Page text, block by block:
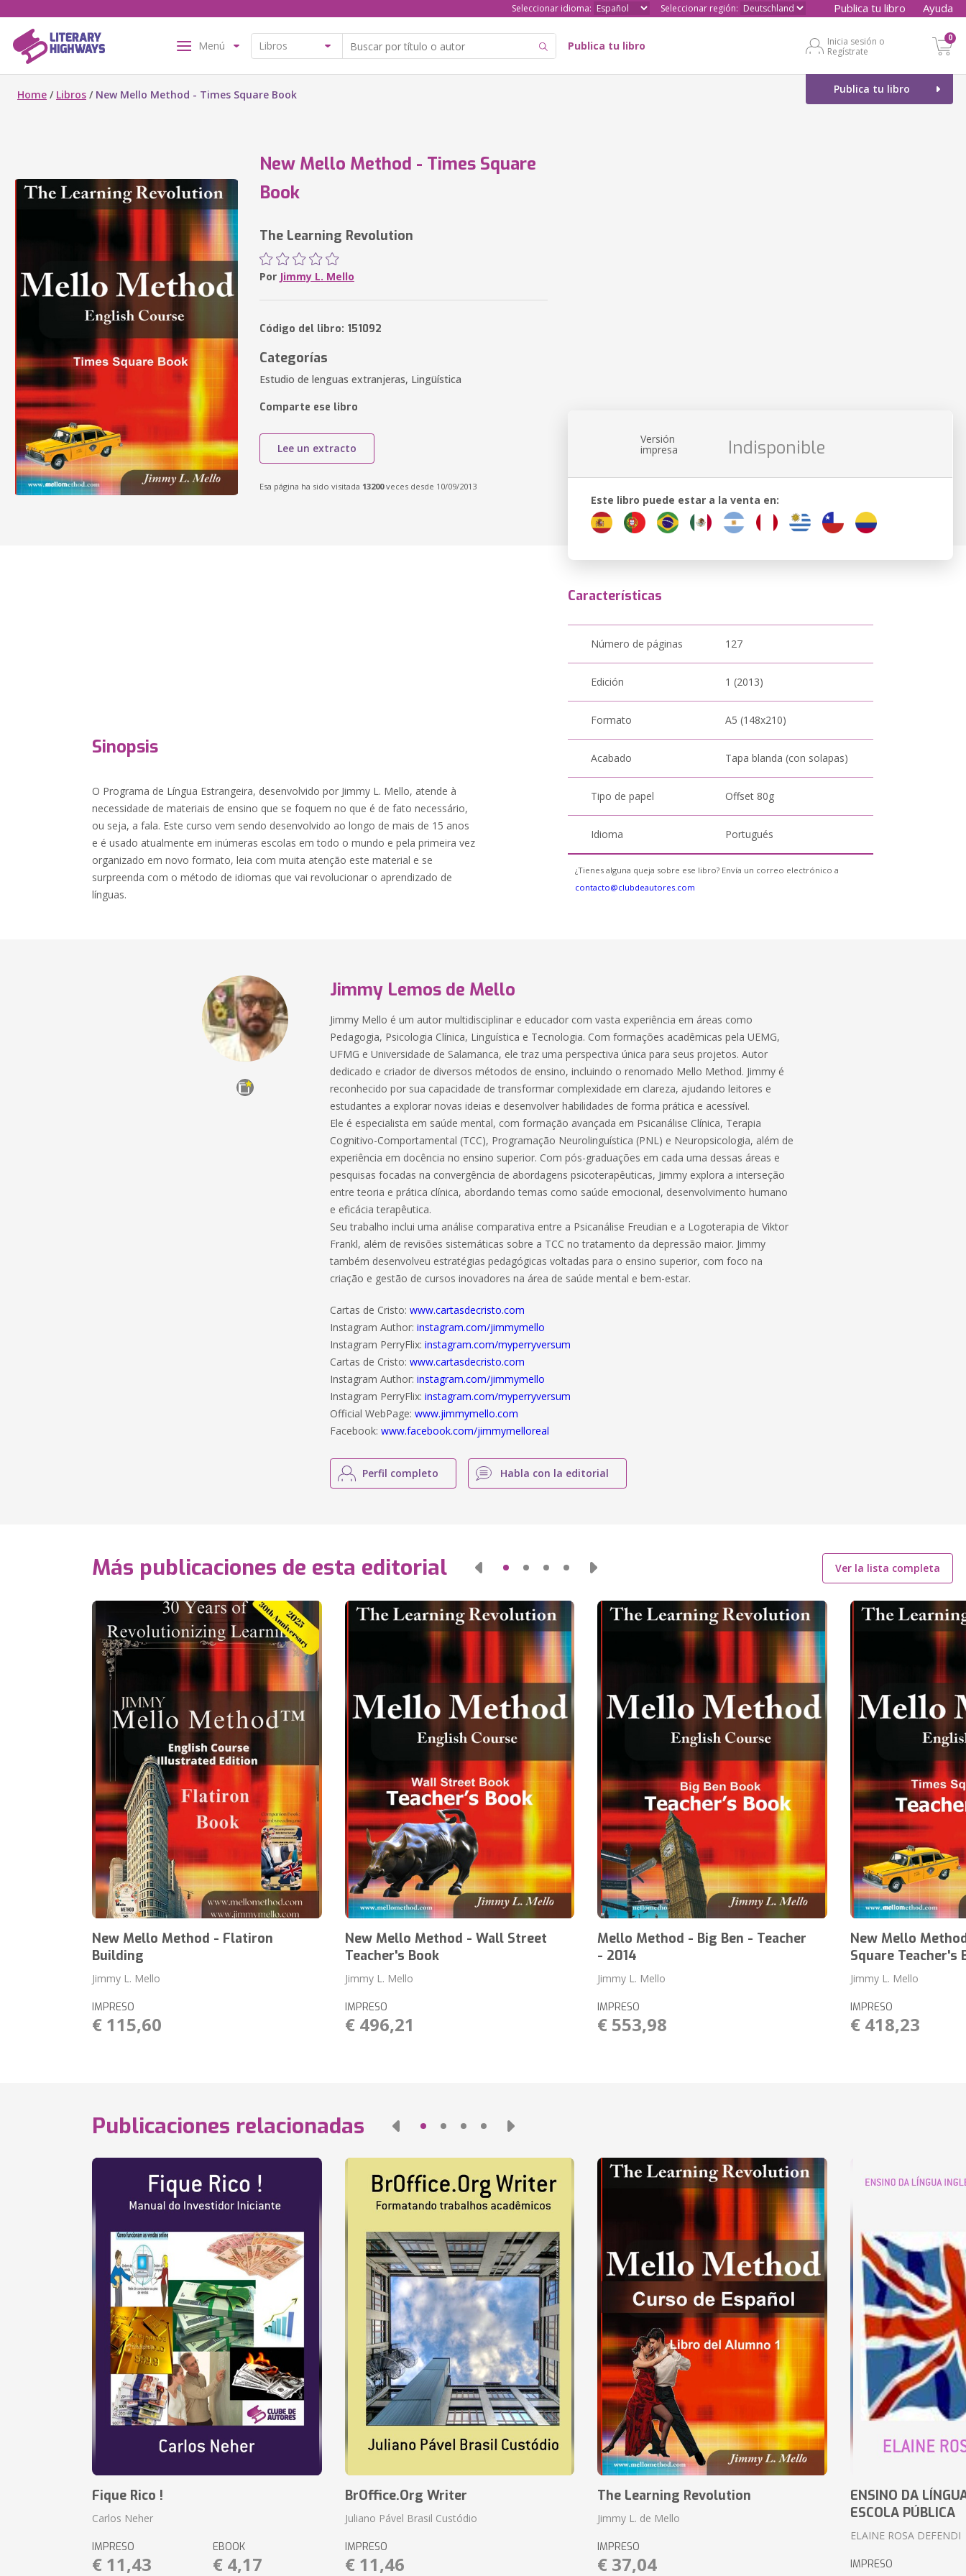
Seleccionar idioma: Seleccionar región: Publica tu libro Ayuda
Menú Publica tu libro
Inicia sesión o
Regístrate
0
Publica tu libro
Home / Libros / New Mello Method - Times Square Book
New Mello Method - Times Square
Book
The Learning Revolution
Por Jimmy L. Mello
Código del libro: 151092
Categorías
Estudio de lenguas extranjeras, Lingüística
Comparte ese libro
Lee un extracto
Esa página ha sido visitada 13200veces desde 10/09/2013
Versión
impresa Indisponible
Este libro puede estar a la venta en:
Sinopsis
O Programa de Língua Estrangeira, desenvolvido por Jimmy L. Mello, atende à
necessidade de materiais de ensino que se foquem no que é de fato necessário,
ou seja, a fala. Este curso vem sendo desenvolvido ao longo de mais de 15 anos
e é usado atualmente em inúmeras escolas em todo o mundo e pela primeira vez
organizado em novo formato, leia com muita atenção este material e se
surpreenda com o método de idiomas que vai revolucionar o aprendizado de
línguas.
Características
Número de páginas 127
Edición 1 (2013)
Formato A5 (148x210)
Acabado Tapa blanda (con solapas)
Tipo de papel Offset 80g
Idioma Portugués
¿Tienes alguna queja sobre ese libro? Envía un correo electrónico a
contacto@clubdeautores.com
Jimmy Lemos de Mello
Jimmy Mello é um autor multidisciplinar e educador com vasta experiência em áreas como
Pedagogia, Psicologia Clínica, Linguística e Tecnologia. Com formações acadêmicas pela UEMG,
UFMG e Universidade de Salamanca, ele traz uma perspectiva única para seus projetos. Autor
dedicado e criador de diversos métodos de ensino, incluindo o renomado Mello Method. Jimmy é
reconhecido por sua capacidade de transformar complexidade em clareza, ajudando leitores e
estudantes a explorar novas ideias e desenvolver habilidades de forma prática e acessível.
Ele é especialista em saúde mental, com formação avançada em Psicanálise Clínica, Terapia
Cognitivo-Comportamental (TCC), Programação Neurolinguística (PNL) e Neuropsicologia, além de
experiência em docência no ensino superior. Com pós-graduações em cada uma dessas áreas e
pesquisas focadas na convergência de abordagens psicoterapêuticas, Jimmy explora a interseção
entre teoria e prática clínica, abordando temas como saúde emocional, desenvolvimento humano
e eficácia terapêutica.
Seu trabalho inclui uma análise comparativa entre a Psicanálise Freudian e a Logoterapia de Viktor
Frankl, além de revisões sistemáticas sobre a TCC no tratamento da depressão maior. Jimmy
também desenvolveu estratégias pedagógicas voltadas para o ensino superior, com foco na
criação e gestão de cursos inovadores na área de saúde mental e bem-estar.
Cartas de Cristo:www.cartasdecristo.com
Instagram Author:instagram.com/jimmymello
Instagram PerryFlix:instagram.com/myperryversum
Cartas de Cristo:www.cartasdecristo.com
Instagram Author:instagram.com/jimmymello
Instagram PerryFlix:instagram.com/myperryversum
Official WebPage:www.jimmymello.com
Facebook:www.facebook.com/jimmymelloreal
Perfil completo Habla con la editorial
Más publicaciones de esta editorial Ver la lista completa
New Mello Method - Flatiron
Building
Jimmy L. Mello
IMPRESO
€ 115,60
New Mello Method - Wall Street
Teacher's Book
Jimmy L. Mello
IMPRESO
€ 496,21
Mello Method - Big Ben - Teacher
- 2014
Jimmy L. Mello
IMPRESO
€ 553,98
New Mello
Square Teacher's
Jimmy L. Mello
IMPRESO
€ 418,23
Publicaciones relacionadas
Fique Rico !
Carlos Neher
IMPRESO
€ 11,43
EBOOK
€ 4,17
BrOffice.Org Writer
Juliano Pável Brasil Custódio
IMPRESO
€ 11,46
The Learning Revolution
Jimmy L. de Mello
IMPRESO
€ 37,04
ENSINO DA
ESCOLA PÚBLICA
ELAINE ROSA DEFENDI
IMPRESO